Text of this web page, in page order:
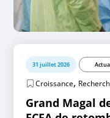
31 juillet 2026
Croissance,
Grand Magal